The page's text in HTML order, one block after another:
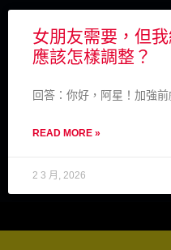
女朋友需要，但
應該怎樣調整？
回答：你好，阿星！加強
READ MORE »
2 3 月, 2026